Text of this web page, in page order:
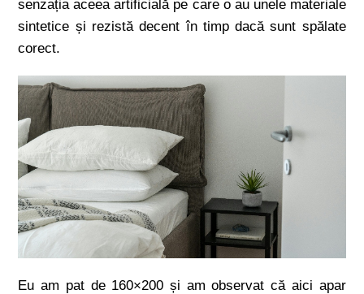
senzația aceea artificială pe care o au unele materiale
sintetice și rezistă decent în timp dacă sunt spălate
corect.
Eu am pat de 160×200 și am observat că aici apar